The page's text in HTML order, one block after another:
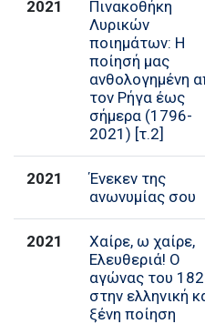
2021
Πινακοθήκη
Λυρικών
ποιημάτων: Η
ποίησή μας
ανθολογημένη
τον Ρήγα έως
σήμερα (1796-
2021) [τ.2]
2021
Ένεκεν της
ανωνυμίας σου
2021
Χαίρε, ω χαίρε,
Ελευθεριά! Ο
αγώνας του
στην ελληνική
ξένη ποίηση